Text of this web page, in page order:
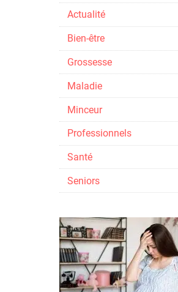
Actualité
Bien-être
Grossesse
Maladie
Minceur
Professionnels
Santé
Seniors